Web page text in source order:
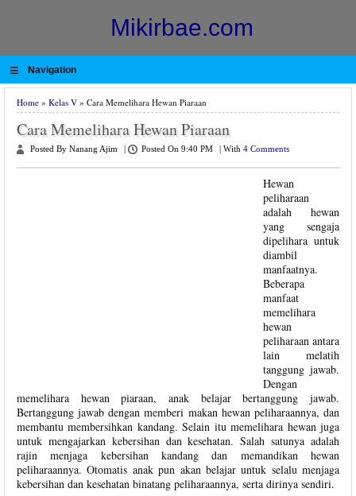
Mikirbae.com
≡ Navigation
Home » Kelas V » Cara Memelihara Hewan Piaraan
Cara Memelihara Hewan Piaraan
Posted By Nanang Ajim Posted On 9:40 PM With 4 Comments
Hewan
peliharaan
adalah hewan
yang sengaja
dipelihara untuk
diambil
manfaatnya.
Beberapa
manfaat
memelihara
hewan
peliharaan antara
lain melatih
tanggung jawab.
Dengan
memelihara hewan piaraan, anak belajar bertanggung jawab.
Bertanggung jawab dengan memberi makan hewan peliharaannya, dan
membantu membersihkan kandang. Selain itu memelihara hewan juga
untuk mengajarkan kebersihan dan kesehatan. Salah satunya adalah
rajin menjaga kebersihan kandang dan memandikan hewan
peliharaannya. Otomatis anak pun akan belajar untuk selalu menjaga
kebersihan dan kesehatan binatang peliharaannya, serta dirinya sendiri.